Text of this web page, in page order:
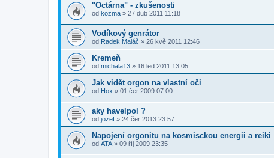
"Octárna" - zkušenosti
od kozma » 27 dub 2011 11:18
Vodíkový genrátor
od Radek Maláč » 26 kvě 2011 12:46
Kremeň
od michala13 » 16 led 2011 13:05
Jak vidět orgon na vlastní oči
od Hox » 01 čer 2009 07:00
aky havelpol ?
od jozef » 24 čer 2013 23:57
Napojení orgonitu na kosmisckou energii a reiki
od ATA » 09 říj 2009 23:35